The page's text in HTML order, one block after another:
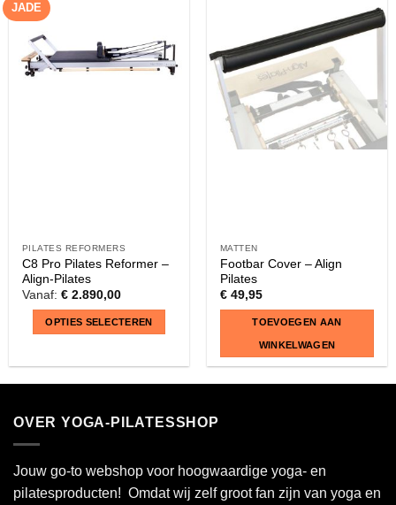
JADE
PILATES REFORMERS
C8 Pro Pilates Reformer –
Align-Pilates
Vanaf: €2.890,00
OPTIES SELECTEREN
meerdere
variaties.
Deze
optie
MATTEN
Footbar Cover – Align
Pilates
€49,95
TOEVOEGEN AAN
WINKELWAGEN
OVER YOGA-PILATESSHOP
Jouw go-to webshop voor hoogwaardige yoga- en
pilatesproducten! Omdat wij zelf groot fan zijn van yoga en